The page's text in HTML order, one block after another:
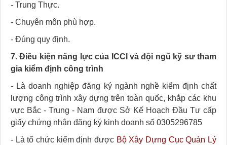
- Trung Thực.
- Chuyên môn phù hợp.
- Đúng quy định.
7. Điều kiện năng lực của ICCI và đội ngũ kỹ sư tham
gia kiểm định công trình
- Là doanh nghiệp đăng ký ngành nghề kiểm định chất
lượng công trình xây dựng trên toàn quốc, khắp các khu
vực Bắc - Trung - Nam được Sở Kế Hoạch Đầu Tư cấp
giấy chứng nhận đăng ký kinh doanh số 0305296785
- Là tổ chức kiểm định được Bộ Xây Dựng Cục Quản Lý